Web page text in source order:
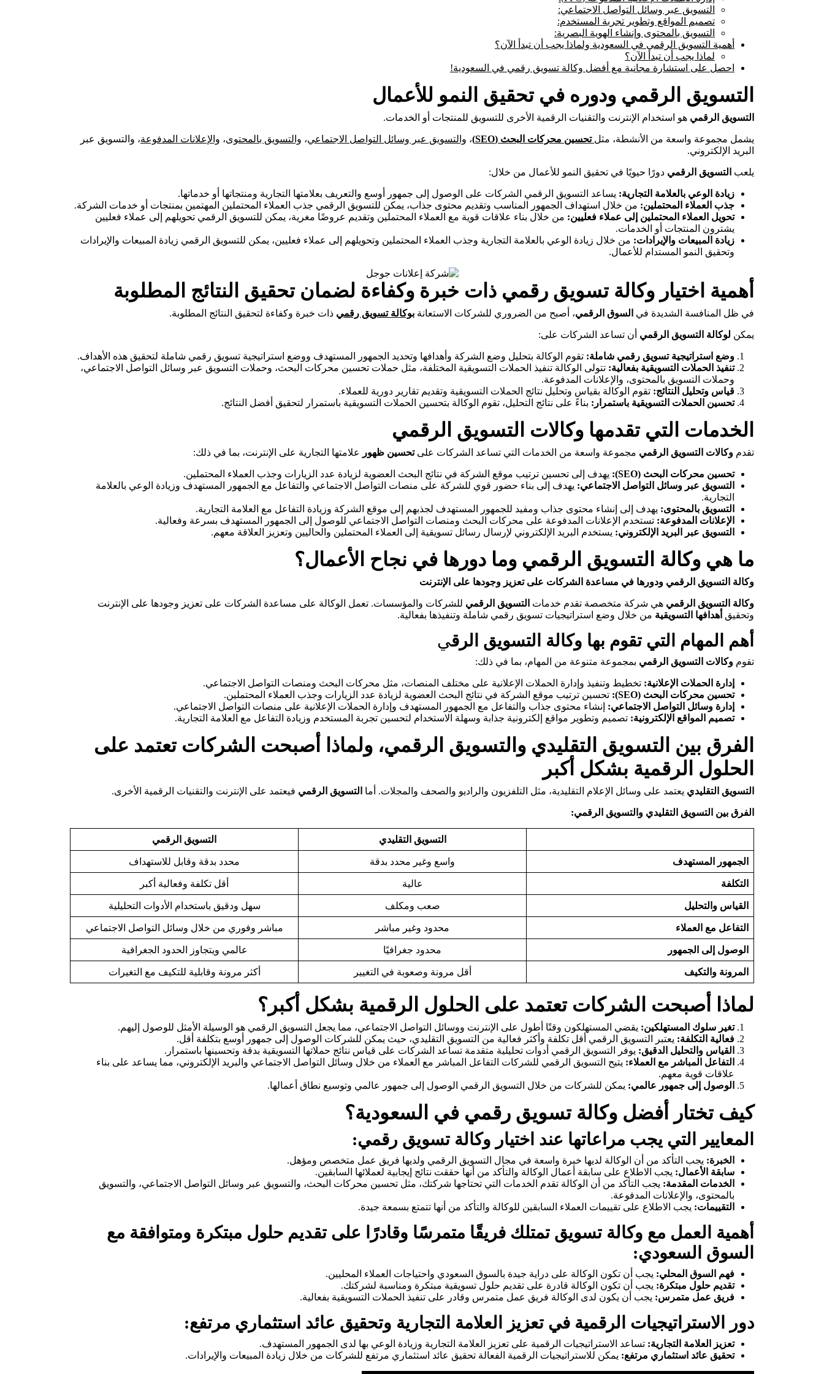
التسويق عبر وسائل التواصل الاجتماعي:
تصميم المواقع وتطوير تجربة المستخدم:
التسويق بالمحتوى وإنشاء الهوية البصرية:
أهمية التسويق الرقمي في السعودية ولماذا يجب أن تبدأ الآن؟
لماذا يجب أن تبدأ الآن؟
احصل على استشارة مجانية مع أفضل وكالة تسويق رقمي في السعودية!
التسويق الرقمي ودوره في تحقيق النمو للأعمال
التسويق الرقمي هو استخدام الإنترنت والتقنيات الرقمية الأخرى للتسويق للمنتجات أو الخدمات.
يشمل مجموعة واسعة من الأنشطة، مثل تحسين محركات البحث (SEO) ، والتسويق عبر وسائل التواصل الاجتماعي، والتسويق بالمحتوى، والإعلانات المدفوعة، والتسويق عبر
البريد الإلكتروني.
يلعب التسويق الرقمي دورًا حيويًا في تحقيق النمو للأعمال من خلال:
زيادة الوعي بالعلامة التجارية: يساعد التسويق الرقمي الشركات على الوصول إلى جمهور أوسع والتعريف بعلامتها التجارية ومنتجاتها أو خدماتها.
جذب العملاء المحتملين: من خلال استهداف الجمهور المناسب وتقديم محتوى جذاب، يمكن للتسويق الرقمي جذب العملاء المحتملين المهتمين بمنتجات أو خدمات الشركة.
تحويل العملاء المحتملين إلى عملاء فعليين: من خلال بناء علاقات قوية مع العملاء المحتملين وتقديم عروضًا مغرية، يمكن للتسويق الرقمي تحويلهم إلى عملاء فعليين
يشترون المنتجات أو الخدمات.
زيادة المبيعات والإيرادات: من خلال زيادة الوعي بالعلامة التجارية وجذب العملاء المحتملين وتحويلهم إلى عملاء فعليين، يمكن للتسويق الرقمي زيادة المبيعات والإيرادات
وتحقيق النمو المستدام للأعمال.
أهمية اختيار وكالة تسويق رقمي ذات خبرة وكفاءة لضمان تحقيق النتائج المطلوبة
في ظل المنافسة الشديدة في السوق الرقمي، أصبح من الضروري للشركات الاستعانة بوكالة تسويق رقمي ذات خبرة وكفاءة لتحقيق النتائج المطلوبة.
يمكن لوكالة التسويق الرقمي أن تساعد الشركات على:
وضع استراتيجية تسويق رقمي شاملة: تقوم الوكالة بتحليل وضع الشركة وأهدافها وتحديد الجمهور المستهدف ووضع استراتيجية تسويق رقمي شاملة لتحقيق هذه الأهداف.
تنفيذ الحملات التسويقية بفعالية: تتولى الوكالة تنفيذ الحملات التسويقية المختلفة، مثل حملات تحسين محركات البحث، وحملات التسويق عبر وسائل التواصل الاجتماعي،
وحملات التسويق بالمحتوى، والإعلانات المدفوعة.
قياس وتحليل النتائج: تقوم الوكالة بقياس وتحليل نتائج الحملات التسويقية وتقديم تقارير دورية للعملاء.
تحسين الحملات التسويقية باستمرار: بناءً على نتائج التحليل، تقوم الوكالة بتحسين الحملات التسويقية باستمرار لتحقيق أفضل النتائج.
الخدمات التي تقدمها وكالات التسويق الرقمي
تقدم وكالات التسويق الرقمي مجموعة واسعة من الخدمات التي تساعد الشركات علىتحسين ظهور علامتها التجارية على الإنترنت، بما في ذلك:
تحسين محركات البحث (SEO):
يهدف إلى تحسين ترتيب موقع الشركة في نتائج البحث العضوية لزيادة عدد الزيارات وجذب العملاء المحتملين.
التسويق عبر وسائل التواصل الاجتماعي: يهدف إلى بناء حضور قوي للشركة على منصات التواصل الاجتماعي والتفاعل مع الجمهور المستهدف وزيادة الوعي بالعلامة
التجارية.
التسويق بالمحتوى: يهدف إلى إنشاء محتوى جذاب ومفيد للجمهور المستهدف لجذبهم إلى موقع الشركة وزيادة التفاعل مع العلامة التجارية.
الإعلانات المدفوعة: تستخدم الإعلانات المدفوعة على محركات البحث ومنصات التواصل الاجتماعي للوصول إلى الجمهور المستهدف بسرعة وفعالية.
التسويق عبر البريد الإلكتروني: يستخدم البريد الإلكتروني لإرسال رسائل تسويقية إلى العملاء المحتملين والحاليين وتعزيز العلاقة معهم.
ما هي وكالة التسويق الرقمي وما دورها في نجاح الأعمال؟
وكالة التسويق الرقمي ودورها في مساعدة الشركات على تعزيز وجودها على الإنترنت
وكالة التسويق الرقمي هي شركة متخصصة تقدم خدمات التسويق الرقمي للشركات والمؤسسات. تعمل الوكالة على مساعدة الشركات على تعزيز وجودها على الإنترنت
وتحقيق أهدافها التسويقية من خلال وضع استراتيجيات تسويق رقمي شاملة وتنفيذها بفعالية.
أهم المهام التي تقوم بها وكالة التسويق الرقي
تقوم وكالات التسويق الرقمي بمجموعة متنوعة من المهام، بما في ذلك:
إدارة الحملات الإعلانية: تخطيط وتنفيذ وإدارة الحملات الإعلانية على مختلف المنصات، مثل محركات البحث ومنصات التواصل الاجتماعي.
تحسين محركات البحث (SEO):
تحسين ترتيب موقع الشركة في نتائج البحث العضوية لزيادة عدد الزيارات وجذب العملاء المحتملين.
إدارة وسائل التواصل الاجتماعي: إنشاء محتوى جذاب والتفاعل مع الجمهور المستهدف وإدارة الحملات الإعلانية على منصات التواصل الاجتماعي.
تصميم المواقع الإلكترونية: تصميم وتطوير مواقع إلكترونية جذابة وسهلة الاستخدام لتحسين تجربة المستخدم وزيادة التفاعل مع العلامة التجارية.
الفرق بين التسويق التقليدي والتسويق الرقمي، ولماذا أصبحت الشركات تعتمد على
الحلول الرقمية بشكل أكبر
التسويق التقليدي يعتمد على وسائل الإعلام التقليدية، مثل التلفزيون والراديو والصحف والمجلات. أما التسويق الرقمي فيعتمد على الإنترنت والتقنيات الرقمية الأخرى.
الفرق بين التسويق التقليدي والتسويق الرقمي:
التسويق التقليدي التسويق الرقمي
الجمهور المستهدف واسع وغير محدد بدقة محدد بدقة وقابل للاستهداف
التكلفة عالية أقل تكلفة وفعالية أكبر
القياس والتحليل صعب ومكلف سهل ودقيق باستخدام الأدوات التحليلية
التفاعل مع العملاء محدود وغير مباشر مباشر وفوري من خلال وسائل التواصل الاجتماعي
الوصول إلى الجمهور محدود جغرافيًا عالمي ويتجاوز الحدود الجغرافية
المرونة والتكيف أقل مرونة وصعوبة في التغيير أكثر مرونة وقابلية للتكيف مع التغيرات
لماذا أصبحت الشركات تعتمد على الحلول الرقمية بشكل أكبر؟
تغير سلوك المستهلكين: يقضي المستهلكون وقتًا أطول على الإنترنت ووسائل التواصل الاجتماعي، مما يجعل التسويق الرقمي هو الوسيلة الأمثل للوصول إليهم.
فعالية التكلفة: يعتبر التسويق الرقمي أقل تكلفة وأكثر فعالية من التسويق التقليدي، حيث يمكن للشركات الوصول إلى جمهور أوسع بتكلفة أقل.
القياس والتحليل الدقيق: يوفر التسويق الرقمي أدوات تحليلية متقدمة تساعد الشركات على قياس نتائج حملاتها التسويقية بدقة وتحسينها باستمرار.
التفاعل المباشر مع العملاء: يتيح التسويق الرقمي للشركات التفاعل المباشر مع العملاء من خلال وسائل التواصل الاجتماعي والبريد الإلكتروني، مما يساعد على بناء
علاقات قوية معهم.
الوصول إلى جمهور عالمي: يمكن للشركات من خلال التسويق الرقمي الوصول إلى جمهور عالمي وتوسيع نطاق أعمالها.
كيف تختار أفضل وكالة تسويق رقمي في السعودية؟
المعايير التي يجب مراعاتها عند اختيار وكالة تسويق رقمي:
الخبرة: يجب التأكد من أن الوكالة لديها خبرة واسعة في مجال التسويق الرقمي ولديها فريق عمل متخصص ومؤهل.
سابقة الأعمال: يجب الاطلاع على سابقة أعمال الوكالة والتأكد من أنها حققت نتائج إيجابية لعملائها السابقين.
الخدمات المقدمة: يجب التأكد من أن الوكالة تقدم الخدمات التي تحتاجها شركتك، مثل تحسين محركات البحث، والتسويق عبر وسائل التواصل الاجتماعي، والتسويق
بالمحتوى، والإعلانات المدفوعة.
التقييمات: يجب الاطلاع على تقييمات العملاء السابقين للوكالة والتأكد من أنها تتمتع بسمعة جيدة.
أهمية العمل مع وكالة تسويق تمتلك فريقًا متمرسًا وقادرًا على تقديم حلول مبتكرة ومتوافقة مع
السوق السعودي:
فهم السوق المحلي: يجب أن تكون الوكالة على دراية جيدة بالسوق السعودي واحتياجات العملاء المحليين.
تقديم حلول مبتكرة: يجب أن تكون الوكالة قادرة على تقديم حلول تسويقية مبتكرة ومناسبة لشركتك.
فريق عمل متمرس: يجب أن يكون لدى الوكالة فريق عمل متمرس وقادر على تنفيذ الحملات التسويقية بفعالية.
دور الاستراتيجيات الرقمية في تعزيز العلامة التجارية وتحقيق عائد استثماري مرتفع:
تعزيز العلامة التجارية: تساعد الاستراتيجيات الرقمية على تعزيز العلامة التجارية وزيادة الوعي بها لدى الجمهور المستهدف.
تحقيق عائد استثماري مرتفع: يمكن للاستراتيجيات الرقمية الفعالة تحقيق عائد استثماري مرتفع للشركات من خلال زيادة المبيعات والإيرادات.